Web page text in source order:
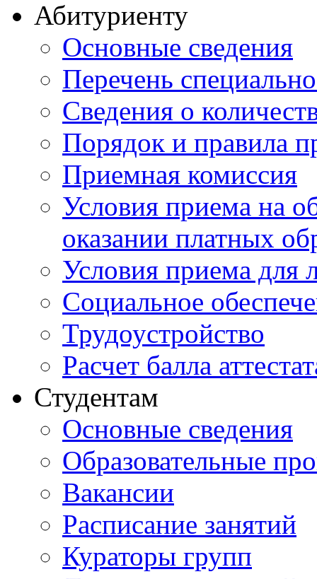
Абитуриенту
Основные сведения
Перечень
Cведения о
Порядок и правила
Приемная комиссия
Условия приема на
оказании платных
Условия приема для
Социальное
Трудоустройство
Расчет балла
Студентам
Основные сведения
Образовательные
Вакансии
Расписание занятий
Кураторы групп